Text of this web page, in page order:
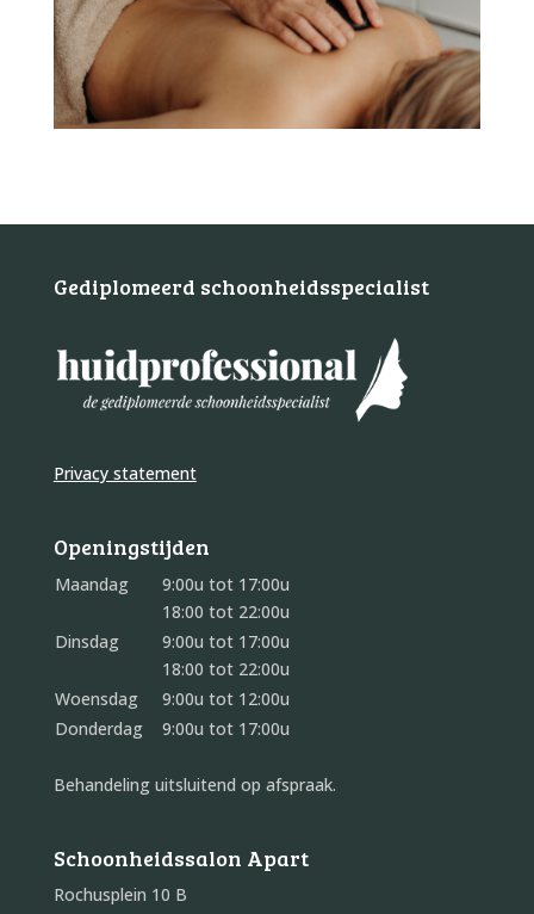
Gediplomeerd schoonheidsspecialist
Privacy statement
Openingstijden
Maandag
9:00u tot 17:00u
18:00 tot 22:00u
Dinsdag
9:00u tot 17:00u
18:00 tot 22:00u
Woensdag
9:00u tot 12:00u
Donderdag
9:00u tot 17:00u
Behandeling uitsluitend op afspraak.
Schoonheidssalon Apart
Rochusplein 10 B